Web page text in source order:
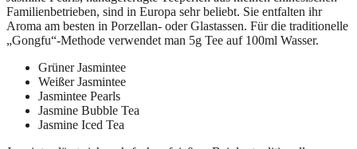
Familienbetrieben, sind in Europa sehr beliebt. Sie entfalten ihr
Aroma am besten in Porzellan- oder Glastassen. Für die traditionelle
„Gongfu“-Methode verwendet man 5g Tee auf 100ml Wasser.
Grüner Jasmintee
Weißer Jasmintee
Jasmintee Pearls
Jasmine Bubble Tea
Jasmine Iced Tea